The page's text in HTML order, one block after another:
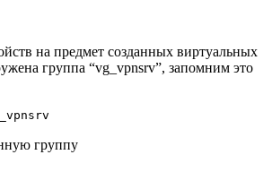
на предмет созданных виртуальных
группа “vg_vpnsrv”, запомним это
группу